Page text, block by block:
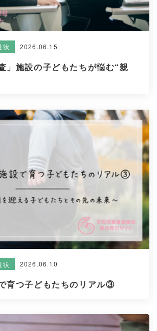
状 2026.06.15
」施設の子どもたちが悩む“親
状 2026.06.10
育つ子どもたちのリアル③